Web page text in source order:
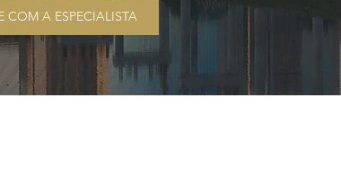
COM A ESPECIALISTA